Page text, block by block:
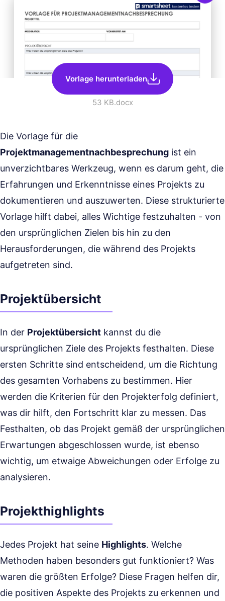
Vorlage herunterladen
53 KB.docx
Die Vorlage für die
Projektmanagementnachbesprechung ist ein
unverzichtbares Werkzeug, wenn es darum geht, die
Erfahrungen und Erkenntnisse eines Projekts zu
dokumentieren und auszuwerten. Diese strukturierte
Vorlage hilft dabei, alles Wichtige festzuhalten - von
den ursprünglichen Zielen bis hin zu den
Herausforderungen, die während des Projekts
aufgetreten sind.
Projektübersicht
In der Projektübersicht kannst du die
ursprünglichen Ziele des Projekts festhalten. Diese
ersten Schritte sind entscheidend, um die Richtung
des gesamten Vorhabens zu bestimmen. Hier
werden die Kriterien für den Projekterfolg definiert,
was dir hilft, den Fortschritt klar zu messen. Das
Festhalten, ob das Projekt gemäß der ursprünglichen
Erwartungen abgeschlossen wurde, ist ebenso
wichtig, um etwaige Abweichungen oder Erfolge zu
analysieren.
Projekthighlights
Jedes Projekt hat seine Highlights. Welche
Methoden haben besonders gut funktioniert? Was
waren die größten Erfolge? Diese Fragen helfen dir,
die positiven Aspekte des Projekts zu erkennen und